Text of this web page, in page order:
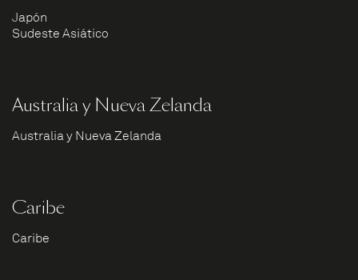
Japón
Sudeste Asiático
Australia y Nueva Zelanda
Australia y Nueva Zelanda
Caribe
Caribe